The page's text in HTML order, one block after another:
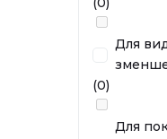
Для
(0)
Для